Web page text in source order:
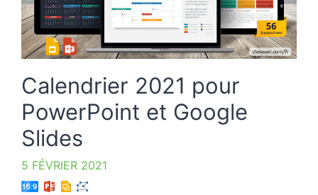
Calendrier 2021 pour
PowerPoint et Google
Slides
5 FÉVRIER 2021